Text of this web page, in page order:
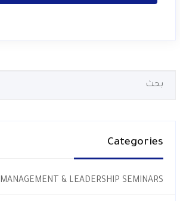
Categories
MANAGEMENT & LEADERSHIP SEMINARS